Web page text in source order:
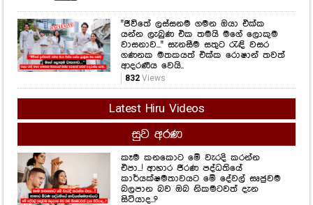
"ජීවිතේ ලස්සනම ගමන ඔයා එක්ක
යන්න ලැබුණ එක තමයි මගේ ලොකුම
වාසනාව..." සැනසීම සතුට රැඳි වසර
ගණනක මතකයත් එක්ක රොෂාන් තවත්
ආදරණීය වෙයි..
832Views
Latest Hiru Videos
සුව අරණ
කෑම කනකොට මේ වැරදි කරන්න
එපා...! ආහාර ජීරණ පද්ධතියේ
කාර්යක්ෂමතාවයට මේ දේවල් සෘජුවම
බලපාන බව ඔබ නිකමටවත් දැන
සිටියාද..?